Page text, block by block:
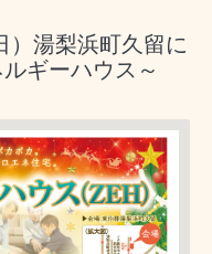
）湯梨浜町久留に
ギーハウス～